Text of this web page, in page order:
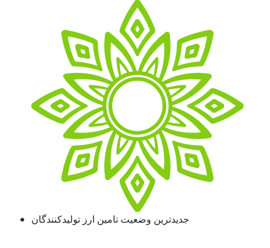
جدیدترین وضعیت تامین ارز تولیدکنندگان